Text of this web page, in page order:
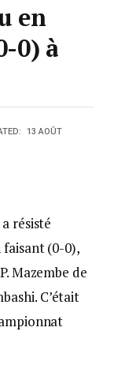
en
0) à
13 AOÛT
résisté
faisant (0-0),
Mazembe de
C’était